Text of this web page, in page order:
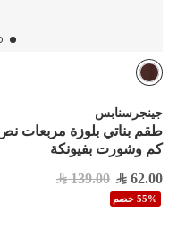
جينجرسنابس
طقم بناتي بلوزة مربعات
كم وشورت بفيونكة
62.00
139.00
55% خصم